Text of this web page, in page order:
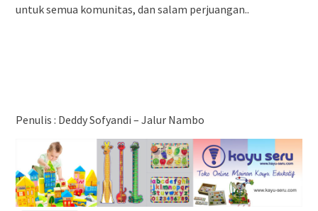
untuk semua komunitas, dan salam perjuangan..
Penulis : Deddy Sofyandi – Jalur Nambo